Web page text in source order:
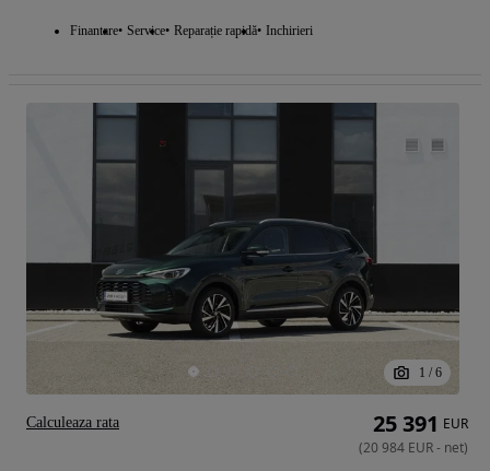
Finantare Service Reparație rapidă Inchirieri
1 / 6
25 391 EUR
(20 984 EUR- net)
Calculeaza rata